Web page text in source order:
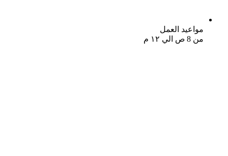
مواعيد العمل
من 8 ص الي ١٢ م